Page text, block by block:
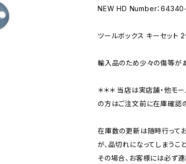
NEW HD Number：
ツールボックス キーセット
輸入品のため少々の傷等が
＊＊＊ 当店は実店舗・他モ
の方はご注文前に在庫確認
在庫数の更新は随時行って
が、品切れになってしまうこ
その場合、お客様には必ず